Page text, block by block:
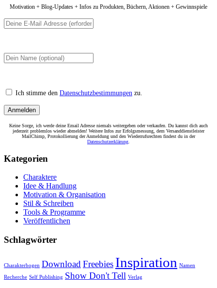
Motivation + Blog-Updates + Infos zu Produkten, Büchern, Aktionen + Gewinnspiele
Ich stimme den Datenschutzbestimmungen zu.
Keine Sorge, ich werde deine Email Adresse niemals weitergeben oder verkaufen. Du kannst dich auch
jederzeit problemlos wieder abmelden! Weitere Infos zur Erfolgsmessung, dem Versanddienstleister
MailChimp, Protokollierung der Anmeldung und den Wiederrufsrechten findest du in der
Datenschutzerklärung
Kategorien
Charaktere
Idee & Handlung
Motivation & Organisation
Stil & Schreiben
Tools & Programme
Veröffentlichen
Schlagwörter
Charakterbogen Download Freebies Inspiration Namen
Recherche Self Publishing Show Don't Tell Verlag